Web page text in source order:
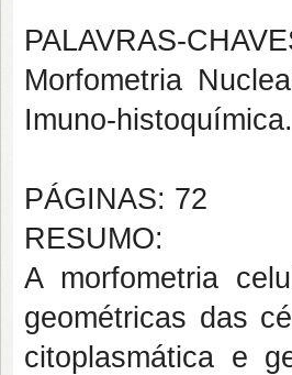
PALAVRAS-
Morfometria
Imuno-histoquímica.
PÁGINAS: 72
RESUMO:
A morfometria
geométricas das
citoplasmática e